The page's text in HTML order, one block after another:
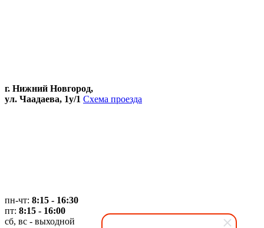
г. Нижний Новгород,
ул. Чаадаева, 1у/1 Схема проезда
пн-чт: 8:15 - 16:30
пт: 8:15 - 16:00
сб, вс - выходной